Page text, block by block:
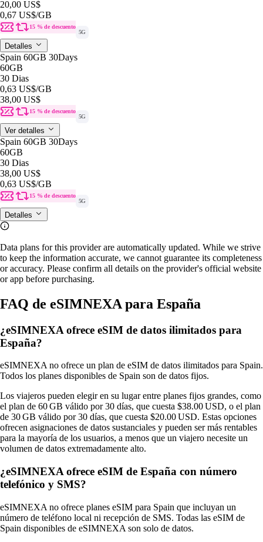
20,00 US$
0,67 US$/GB
15 % de descuento
5G
Detalles
Spain 60GB 30Days
60GB
30 Dias
0,63 US$/GB
38,00 US$
15 % de descuento
5G
Ver detalles
Spain 60GB 30Days
60GB
30 Dias
38,00 US$
0,63 US$/GB
15 % de descuento
5G
Detalles
Data plans for this provider are automatically updated. While we strive
to keep the information accurate, we cannot guarantee its completeness
or accuracy. Please confirm all details on the provider's official website
or app before purchasing.
FAQ de eSIMNEXA para España
¿eSIMNEXA ofrece eSIM de datos ilimitados para
España?
eSIMNEXA no ofrece un plan de eSIM de datos ilimitados para Spain.
Todos los planes disponibles de Spain son de datos fijos.
Los viajeros pueden elegir en su lugar entre planes fijos grandes, como
el plan de 60 GB válido por 30 días, que cuesta $38.00 USD, o el plan
de 30 GB válido por 30 días, que cuesta $20.00 USD. Estas opciones
ofrecen asignaciones de datos sustanciales y pueden ser más rentables
para la mayoría de los usuarios, a menos que un viajero necesite un
volumen de datos extremadamente alto.
¿eSIMNEXA ofrece eSIM de España con número
telefónico y SMS?
eSIMNEXA no ofrece planes eSIM para Spain que incluyan un
número de teléfono local ni recepción de SMS. Todas las eSIM de
Spain disponibles de eSIMNEXA son solo de datos.